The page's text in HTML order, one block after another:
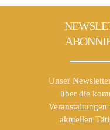
Unser
über die
Veranstaltungen
aktuellen